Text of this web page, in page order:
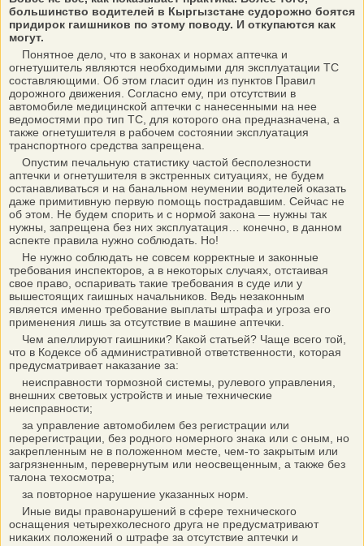
большинство водителей в Кыргызстане судорожно боятся
придирок гаишников по этому поводу. И откупаются как
могут.
Понятное дело, что в законах и нормах аптечка и
огнетушитель являются необходимыми для эксплуатации ТС
составляющими. Об этом гласит один из пунктов Правил
дорожного движения. Согласно ему, при отсутствии в
автомобиле медицинской аптечки с нанесенными на нее
ведомостями про тип ТС, для которого она предназначена, а
также огнетушителя в рабочем состоянии эксплуатация
транспортного средства запрещена.
Опустим печальную статистику частой бесполезности
аптечки и огнетушителя в экстренных ситуациях, не будем
останавливаться и на банальном неумении водителей оказать
даже примитивную первую помощь пострадавшим. Сейчас не
об этом. Не будем спорить и с нормой закона — нужны так
нужны, запрещена без них эксплуатация… конечно, в данном
аспекте правила нужно соблюдать. Но!
Не нужно соблюдать не совсем корректные и законные
требования инспекторов, а в некоторых случаях, отстаивая
свое право, оспаривать такие требования в суде или у
вышестоящих гаишных начальников. Ведь незаконным
является именно требование выплаты штрафа и угроза его
применения лишь за отсутствие в машине аптечки.
Чем апеллируют гаишники? Какой статьей? Чаще всего той,
что в Кодексе об административной ответственности, которая
предусматривает наказание за:
неисправности тормозной системы, рулевого управления,
внешних световых устройств и иные технические
неисправности;
за управление автомобилем без регистрации или
перерегистрации, без родного номерного знака или с оным, но
закрепленным не в положенном месте, чем-то закрытым или
загрязненным, перевернутым или неосвещенным, а также без
талона техосмотра;
за повторное нарушение указанных норм.
Иные виды правонарушений в сфере технического
оснащения четырехколесного друга не предусматривают
никаких положений о штрафе за отсутствие аптечки и